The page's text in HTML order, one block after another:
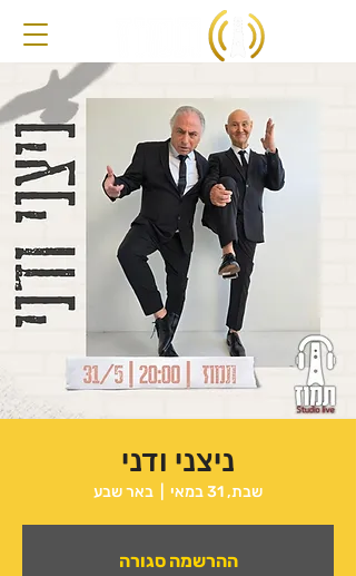
ניצני ודני
שבת, 31 במאי באר שבע
ההרשמה סגורה